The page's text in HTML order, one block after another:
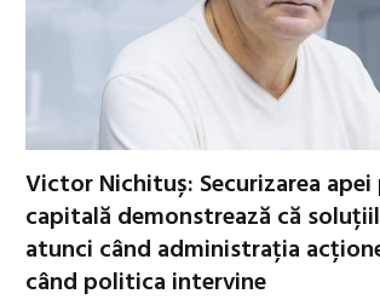
Victor Nichituș: Securizarea
capitală demonstrează că
atunci când administrația
când politica intervine